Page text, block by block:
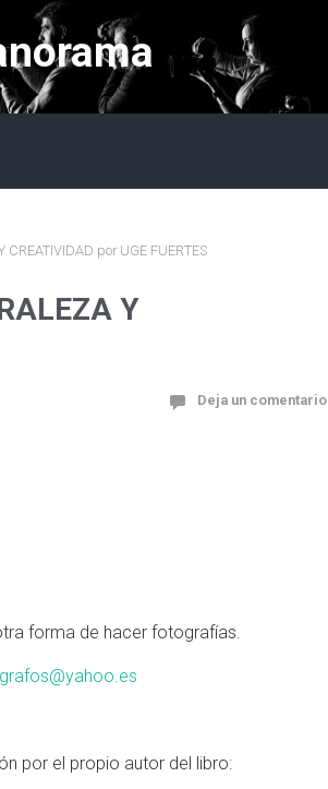
CREATIVIDAD por UGE FUERTES
Y
Deja un comentario
forma de hacer fotografías.
por el propio autor del libro: